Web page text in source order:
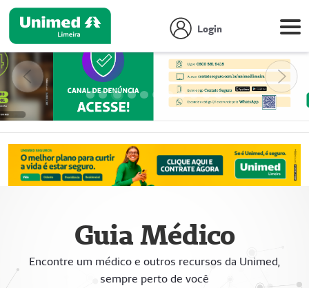
Login
Focar slide
Focar slide
Focar slide
Focar slide
Focar slide
Focar slide
Focar slide
Focar slide
Focar slide
Focar slide
Focar slide
Anterior
Guia Médico
Encontre um médico e outros recursos da Unimed,
sempre perto de você